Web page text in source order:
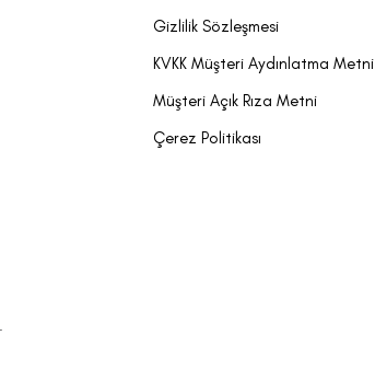
Gizlilik Sözleşmesi
KVKK Müşteri Aydınlatma Metni
Müşteri Açık Rıza Metni
Çerez Politikası